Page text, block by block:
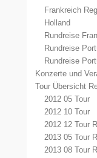
Frankreich
Holland
Rundreise
Rundreise
Rundreise
Konzerte und
Tour Übersicht
2012 05 Tour
2012 10 Tour
2012 12 Tour
2013 05 Tour
2013 08 Tour